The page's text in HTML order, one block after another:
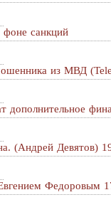
санкций
из МВД
дополнительное
(Андрей Девятов)
Федоровым